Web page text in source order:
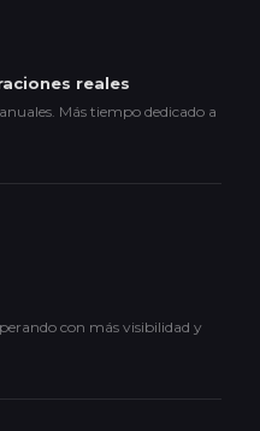
reales
Más tiempo dedicado a
con más visibilidad y